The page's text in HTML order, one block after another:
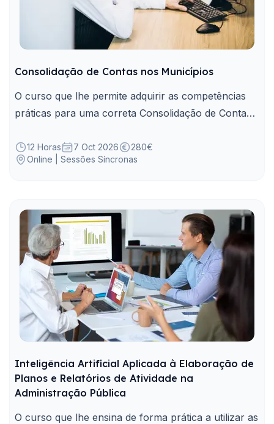
Consolidação de Contas nos Municípios
O curso que lhe permite adquirir as competências
práticas para uma correta Consolidação de Contas
12 Horas 7 Oct 2026
280€
Online | Sessões Síncronas
Inteligência Artificial Aplicada à Elaboração de
Planos e Relatórios de Atividade na
Administração Pública
O curso que lhe ensina de forma prática a utilizar as